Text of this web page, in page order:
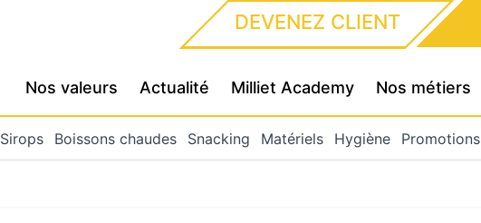
DEVENEZ CLIENT
Nos valeurs Actualité Milliet Academy Nos métiers
Sirops Boissons chaudes Snacking Matériels Hygiène Promotions